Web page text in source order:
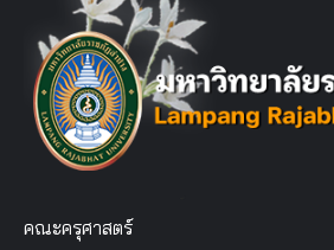
คณะครุศาสตร์